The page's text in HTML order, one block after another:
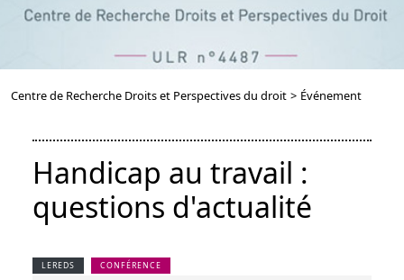
Centre de Recherche Droits et Perspectives du droit > Événement
Handicap au travail :
questions d'actualité
LEREDS CONFÉRENCE